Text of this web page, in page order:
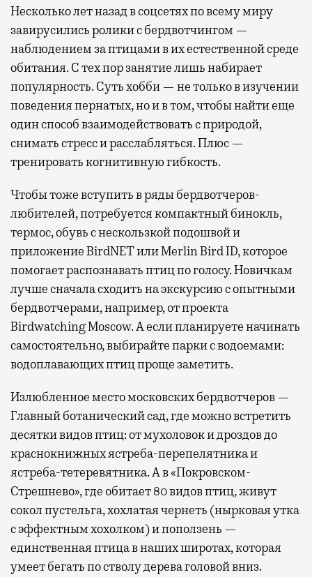
Несколько лет назад в соцсетях по всему миру
завирусились ролики с бердвотчингом —
наблюдением за птицами в их естественной среде
обитания. С тех пор занятие лишь набирает
популярность. Суть хобби — не только в изучении
поведения пернатых, но и в том, чтобы найти еще
один способ взаимодействовать с природой,
снимать стресс и расслабляться. Плюс —
тренировать когнитивную гибкость.
Чтобы тоже вступить в ряды бердвотчеров-
любителей, потребуется компактный бинокль,
термос, обувь с нескользкой подошвой и
приложение BirdNET или Merlin Bird ID, которое
помогает распознавать птиц по голосу. Новичкам
лучше сначала сходить на экскурсию с опытными
бердвотчерами, например, от проекта
Birdwatching Moscow. А если планируете начинать
самостоятельно, выбирайте парки с водоемами:
водоплавающих птиц проще заметить.
Излюбленное место московских бердвотчеров —
Главный ботанический сад, где можно встретить
десятки видов птиц: от мухоловок и дроздов до
краснокнижных ястреба-перепелятника и
ястреба-тетеревятника. А в «Покровском-
Стрешнево», где обитает 80 видов птиц, живут
сокол пустельга, хохлатая чернеть (нырковая утка
с эффектным хохолком) и поползень —
единственная птица в наших широтах, которая
умеет бегать по стволу дерева головой вниз.